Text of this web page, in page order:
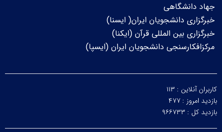
جهاد دانشگاهی
خبرگزاری دانشجویان ایران( ایسنا)
خبرگزاری بین المللی قرآن (ایکنا)
مرکزافکارسنجی دانشجویان ایران (ایسپا)
کاربران آنلاین : ۱۱۳
بازدید امروز : ۴۷۷
بازدید کل : ۹۶۶۷۳۳